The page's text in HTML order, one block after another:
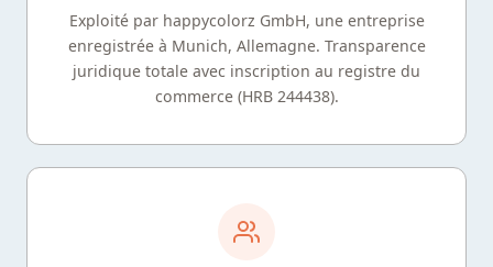
Exploité par happycolorz GmbH, une entreprise
enregistrée à Munich, Allemagne. Transparence
juridique totale avec inscription au registre du
commerce (HRB 244438).